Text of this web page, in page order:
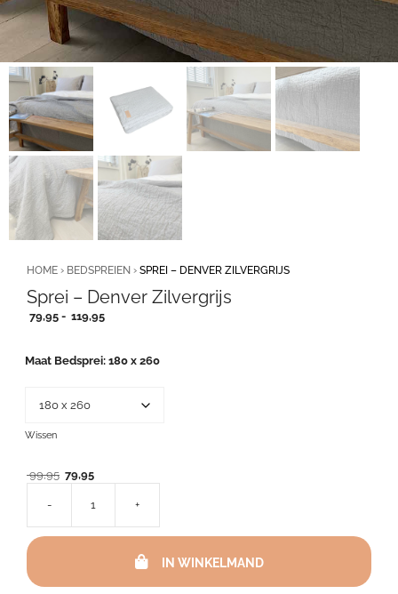
HOME › BEDSPREIEN › SPREI – DENVER ZILVERGRIJS
Sprei – Denver Zilvergrijs
79,95 - 119,95Prijsklasse:
119,95
Maat Bedsprei 180 x 260
Wissen
99,95 Oorspronkelijke
99,95.
79,95Huidige
is:
79,95.
-
-
Zilvergrijs
+
IN WINKELMAND